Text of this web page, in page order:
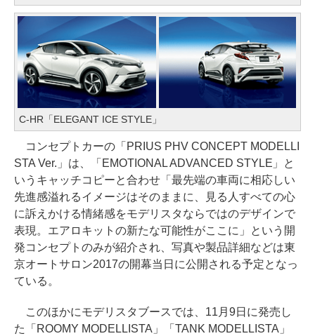
C-HR「ELEGANT ICE STYLE」
コンセプトカーの「PRIUS PHV CONCEPT MODELLI
STA Ver.」は、「EMOTIONAL ADVANCED STYLE」と
いうキャッチコピーと合わせ「最先端の車両に相応しい
先進感溢れるイメージはそのままに、見る人すべての心
に訴えかける情緒感をモデリスタならではのデザインで
表現。エアロキットの新たな可能性がここに」という開
発コンセプトのみが紹介され、写真や製品詳細などは東
京オートサロン2017の開幕当日に公開される予定となっ
ている。
このほかにモデリスタブースでは、11月9日に発売し
た「ROOMY MODELLISTA」「TANK MODELLISTA」